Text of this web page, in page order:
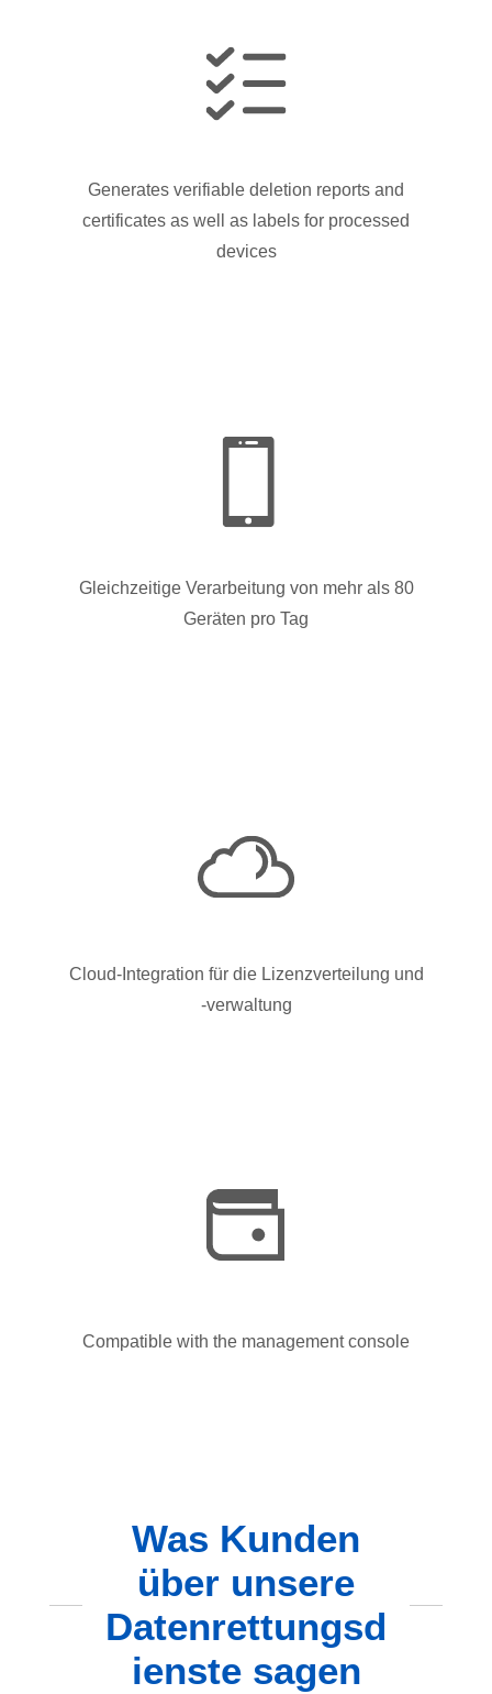
Generates verifiable deletion reports and
certificates as well as labels for processed
devices
Gleichzeitige Verarbeitung von mehr als 80
Geräten pro Tag
Cloud-Integration für die Lizenzverteilung und
-verwaltung
Compatible with the management console
Was Kunden
über unsere
Datenrettungsd
ienste sagen